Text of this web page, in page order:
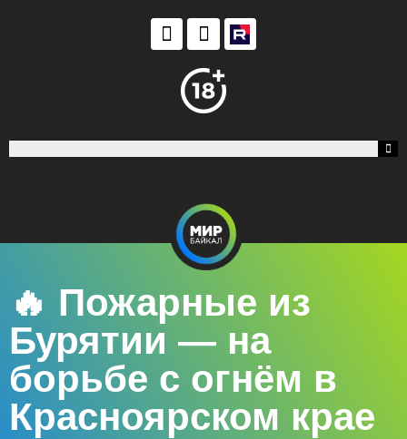
🔥 Пожарные из
Бурятии — на
борьбе с огнём в
Красноярском крае